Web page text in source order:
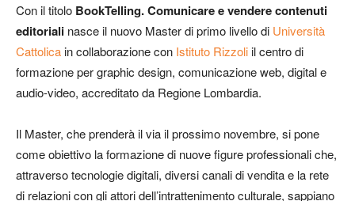
Con il titolo BookTelling. Comunicare e vendere contenuti
editoriali nasce il nuovo Master di primo livello di Università
Cattolicain collaborazione con Istituto Rizzoliil centro di
formazione per graphic design, comunicazione web, digital e
audio-video, accreditato da Regione Lombardia.
Il Master, che prenderà il via il prossimo novembre, si pone
come obiettivo la formazione di nuove figure professionali che,
attraverso tecnologie digitali, diversi canali di vendita e la rete
di relazioni con gli attori dell’intrattenimento culturale, sappiano